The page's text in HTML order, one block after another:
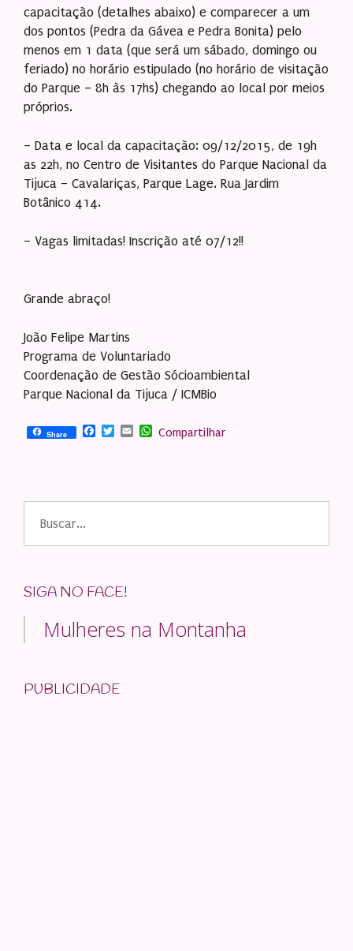
capacitação (detalhes abaixo) e comparecer a um
dos pontos (Pedra da Gávea e Pedra Bonita) pelo
menos em 1 data (que será um sábado, domingo ou
feriado) no horário estipulado (no horário de visitação
do Parque – 8h às 17hs) chegando ao local por meios
próprios.
– Data e local da capacitação: 09/12/2015, de 19h
as 22h, no Centro de Visitantes do Parque Nacional da
Tijuca – Cavalariças, Parque Lage. Rua Jardim
Botânico 414.
– Vagas limitadas! Inscrição até 07/12!!
Grande abraço!
João Felipe Martins
Programa de Voluntariado
Coordenação de Gestão Sócioambiental
Parque Nacional da Tijuca / ICMBio
Share Facebook
Twitter
EmailWhatsApp
Compartilhar
por:
SIGA NO FACE!
Mulheres na Montanha
PUBLICIDADE